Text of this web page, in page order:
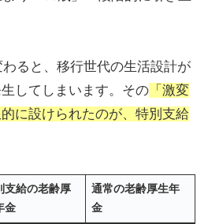
ると、移行世代の生活設計が
してしまいます。その 「激変
に設けられたのが、特別支給
支給の老齢厚
金
通常の老齢厚生年
金